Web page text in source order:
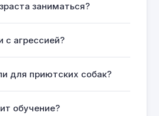
заниматься?
с агрессией?
для приютских собак?
обучение?